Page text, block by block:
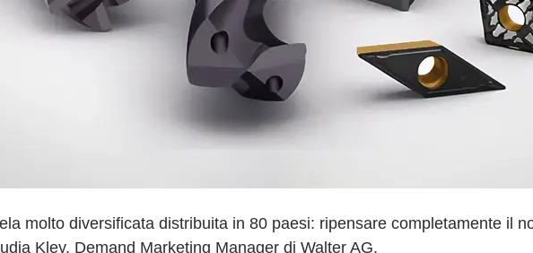
molto diversificata distribuita in 80 paesi: ripensare completamente il
Kley, Demand Marketing Manager di Walter AG.